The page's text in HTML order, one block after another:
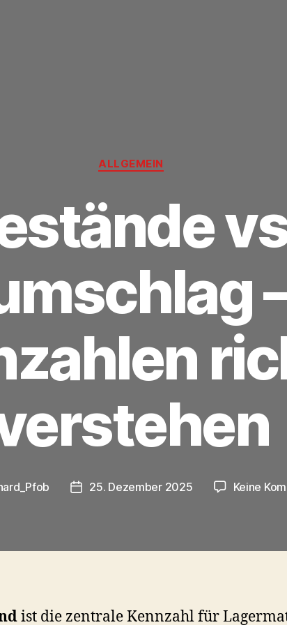
Kategorien
ALLGEMEIN
Veröffentlichungsdatum
25. Dezember 2025 Keine
ist die zentrale Kennzahl für